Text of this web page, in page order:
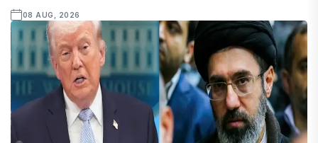
08 AUG, 2026